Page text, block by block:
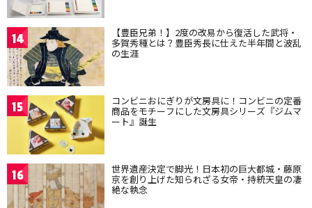
14 【豊臣兄弟！】2度の改易から復活した武将・
多賀秀種とは？豊臣秀長に仕えた半年間と波乱
の生涯
15 コンビニおにぎりが文房具に！コンビニの定番
商品をモチーフにした文房具シリーズ『ジムマ
ート』誕生
16 世界遺産決定で脚光！日本初の巨大都城・藤原
京を創り上げた知られざる女帝・持統天皇の凄
絶な執念